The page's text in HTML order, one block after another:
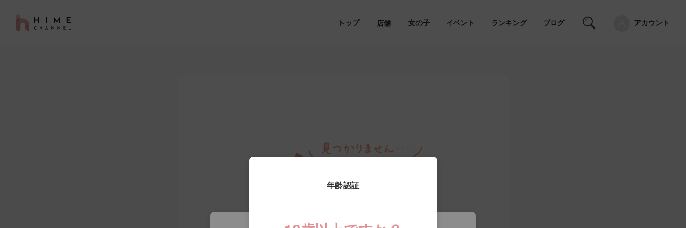
トップ 店舗 女の子 イベント ランキング ブログ アカウント
年齢認証